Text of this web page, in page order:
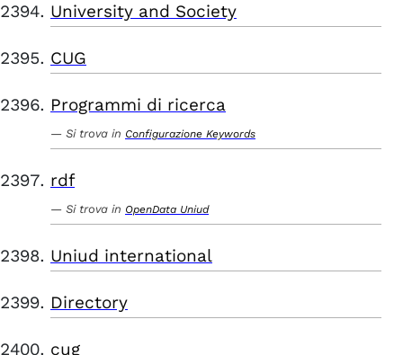
University and Society
CUG
Programmi di ricerca
Si trova in Configurazione Keywords
rdf
Si trova in OpenData Uniud
Uniud international
Directory
cug